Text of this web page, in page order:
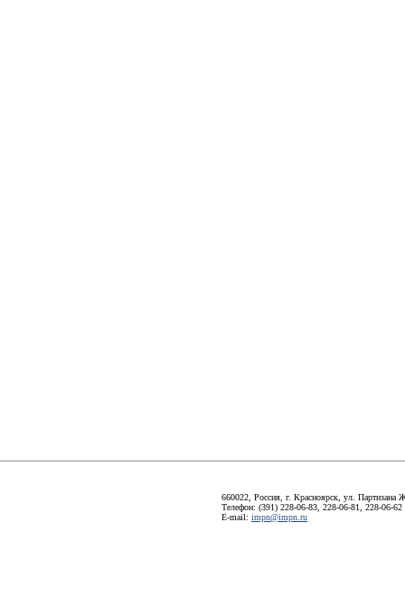
660022, Россия, г. Красноярск, ул. Партизана
Телефон: (391) 228-06-83, 228-06-81, 228-06-62
E-mail: impn@impn.ru